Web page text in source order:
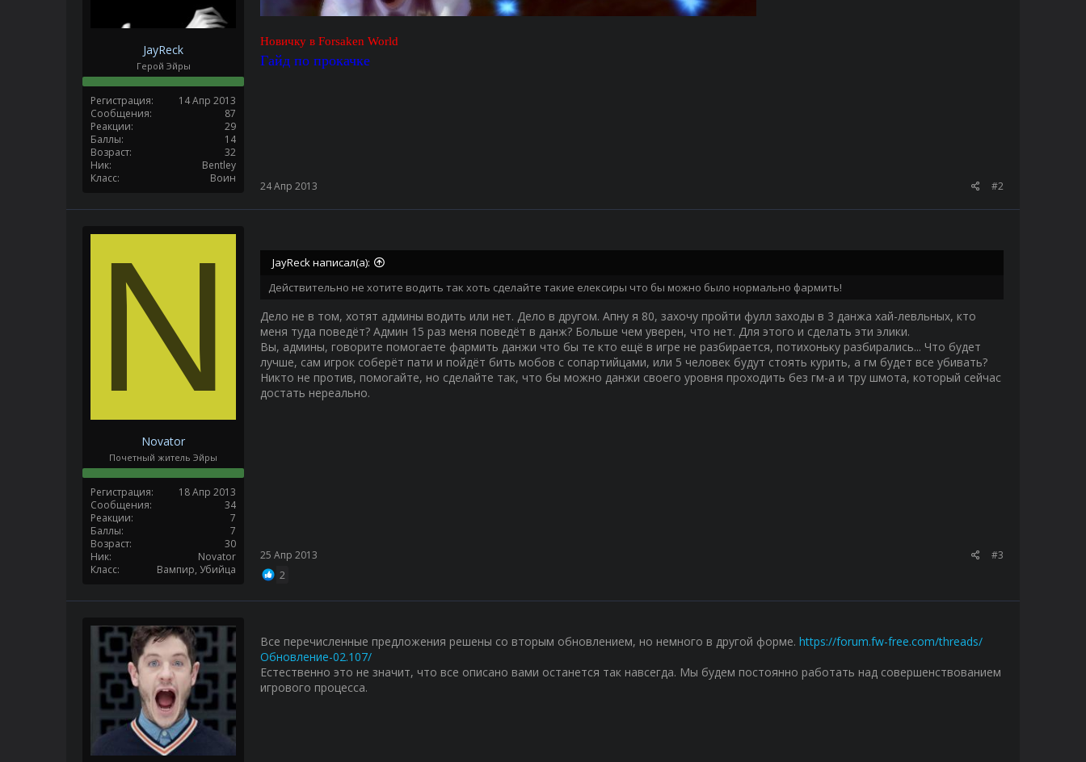
JayReck
Герой Эйры
Регистрация
14 Апр 2013
Сообщения
87
Реакции
29
Баллы
14
Возраст
32
Ник
Bentley
Класс
Воин
Новичку в Forsaken World
Гайд по прокачке
24 Апр 2013 #2
N
Novator
Почетный житель Эйры
Регистрация
18 Апр 2013
Сообщения
34
Реакции
7
Баллы
7
Возраст
30
Ник
Novator
Класс
Вампир, Убийца
JayReck написал(а):
Действительно не хотите водить так хоть сделайте такие елексиры что бы можно было нормально фармить!
Дело не в том, хотят админы водить или нет. Дело в другом. Апну я 80, захочу пройти фулл заходы в 3 данжа хай-левльных, кто
меня туда поведёт? Админ 15 раз меня поведёт в данж? Больше чем уверен, что нет. Для этого и сделать эти элики.
Вы, админы, говорите помогаете фармить данжи что бы те кто ещё в игре не разбирается, потихоньку разбирались... Что будет
лучше, сам игрок соберёт пати и пойдёт бить мобов с сопартийцами, или 5 человек будут стоять курить, а гм будет все убивать?
Никто не против, помогайте, но сделайте так, что бы можно данжи своего уровня проходить без гм-а и тру шмота, который сейчас
достать нереально.
25 Апр 2013 #3
2
Все перечисленные предложения решены со вторым обновлением, но немного в другой форме. https://forum.fw-free.com/threads/
Обновление-02.107/
Естественно это не значит, что все описано вами останется так навсегда. Мы будем постоянно работать над совершенствованием
игрового процесса.